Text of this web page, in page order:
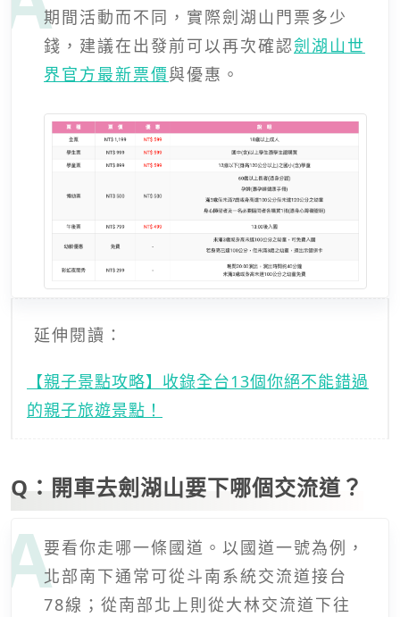
期間活動而不同，實際劍湖山門票多少
錢，建議在出發前可以再次確認劍湖山世
界官方最新票價與優惠。
延伸閱讀：
【親子景點攻略】收錄全台13個你絕不能錯過
的親子旅遊景點！
Q：開車去劍湖山要下哪個交流道？
要看你走哪一條國道。以國道一號為例，
北部南下通常可從斗南系統交流道接台
78線；從南部北上則從大林交流道下往